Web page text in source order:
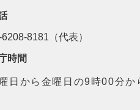
8181（代表）
時間
日から金曜日の9時00分か